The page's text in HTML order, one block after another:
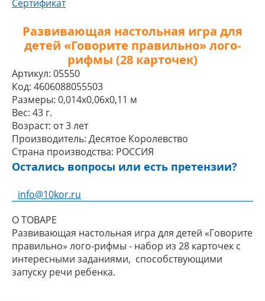
Сертификат
Развивающая настольная игра для
детей «Говорите правильно» лого-
рифмы (28 карточек)
Артикул: 05550
Код: 4606088055503
Размеры: 0,014x0,06x0,11 м
Вес: 43 г.
Возраст: от 3 лет
Производитель: Десятое Королевство
Страна производства: РОССИЯ
Остались вопросы или есть претензии?
info@10kor.ru
О ТОВАРЕ
Развивающая настольная игра для детей «Говорите
правильно» лого-рифмы - набор из 28 карточек с
интересными заданиями, способствующими
запуску речи ребенка.